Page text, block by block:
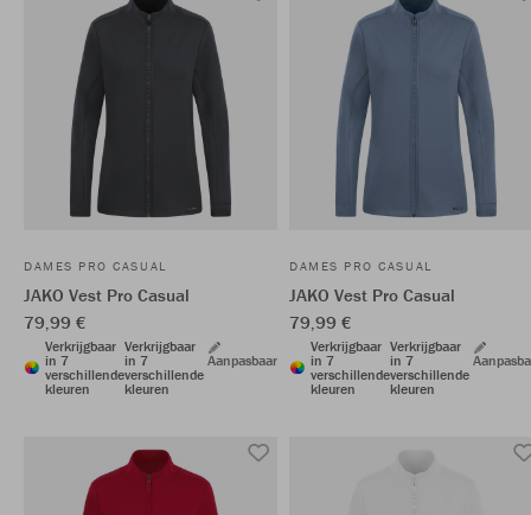
DAMES PRO CASUAL
JAKO Vest Pro Casual
79,99 €
Verkrijgbaar
in 7
verschillende
kleuren
Verkrijgbaar
in 7
verschillende
kleuren
Aanpasbaar
DAMES PRO CASUAL
JAKO Vest Pro Casual
79,99 €
Verkrijgbaar
in 7
verschillende
kleuren
Verkrijgbaar
in 7
verschillende
kleuren